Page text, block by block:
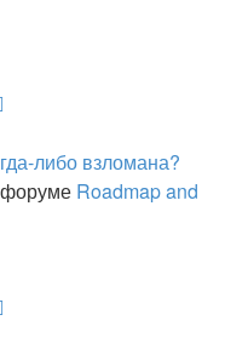
либо взломана?
Roadmap and